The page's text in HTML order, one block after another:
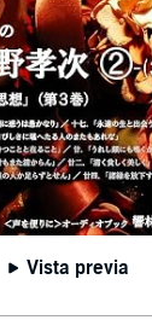
Vista previa